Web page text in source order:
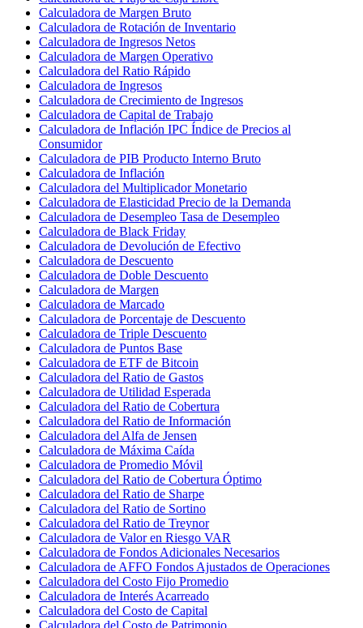
Calculadora de Margen Bruto
Calculadora de Rotación de Inventario
Calculadora de Ingresos Netos
Calculadora de Margen Operativo
Calculadora del Ratio Rápido
Calculadora de Ingresos
Calculadora de Crecimiento de Ingresos
Calculadora de Capital de Trabajo
Calculadora de Inflación IPC Índice de Precios al
Consumidor
Calculadora de PIB Producto Interno Bruto
Calculadora de Inflación
Calculadora del Multiplicador Monetario
Calculadora de Elasticidad Precio de la Demanda
Calculadora de Desempleo Tasa de Desempleo
Calculadora de Black Friday
Calculadora de Devolución de Efectivo
Calculadora de Descuento
Calculadora de Doble Descuento
Calculadora de Margen
Calculadora de Marcado
Calculadora de Porcentaje de Descuento
Calculadora de Triple Descuento
Calculadora de Puntos Base
Calculadora de ETF de Bitcoin
Calculadora del Ratio de Gastos
Calculadora de Utilidad Esperada
Calculadora del Ratio de Cobertura
Calculadora del Ratio de Información
Calculadora del Alfa de Jensen
Calculadora de Máxima Caída
Calculadora de Promedio Móvil
Calculadora del Ratio de Cobertura Óptimo
Calculadora del Ratio de Sharpe
Calculadora del Ratio de Sortino
Calculadora del Ratio de Treynor
Calculadora de Valor en Riesgo VAR
Calculadora de Fondos Adicionales Necesarios
Calculadora de AFFO Fondos Ajustados de Operaciones
Calculadora del Costo Fijo Promedio
Calculadora de Interés Acarreado
Calculadora del Costo de Capital
Calculadora del Costo de Patrimonio